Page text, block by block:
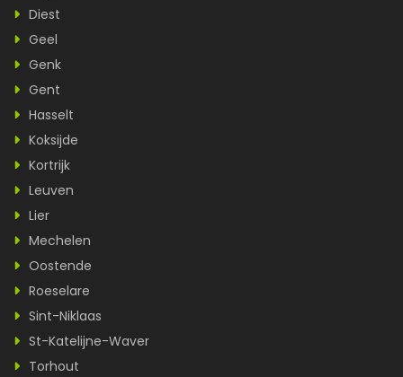
Diest
Geel
Genk
Gent
Hasselt
Koksijde
Kortrijk
Leuven
Lier
Mechelen
Oostende
Roeselare
Sint-Niklaas
St-Katelijne-Waver
Torhout